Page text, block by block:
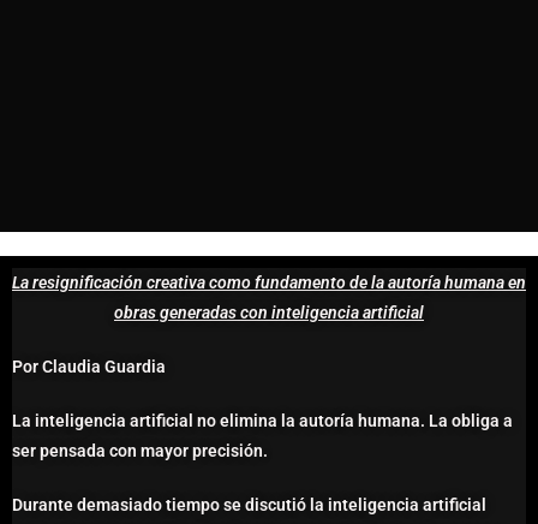
La resignificación creativa como fundamento de la autoría humana en
obras generadas con inteligencia artificial
Por Claudia Guardia
La inteligencia artificial no elimina la autoría humana. La obliga a
ser pensada con mayor precisión.
Durante demasiado tiempo se discutió la inteligencia artificial